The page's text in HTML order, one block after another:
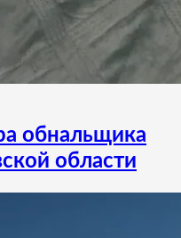
обнальщика
области